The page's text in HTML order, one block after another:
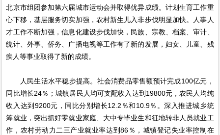
北京市组团参加第六届城市运动会并取得优异成绩。计划生育工作重
心下移，基层服务切实加强，农村新生儿入非步伐明显加快。人事人
才工作不断加强，信息化建设步伐加快，民族、宗教、档案、审计、
统计、外事、侨务、广播电视等工作有了新的发展，妇女、儿童、残
疾人等事业取得了新的成绩。
人民生活水平稳步提高。社会消费品零售额预计完成100亿元，
同比增长24％；城镇居民人均可支配收入达到19800元，农民人均纯
收入达到9200元，同比分别增长12.2％和10.9％。深入推进城乡统
筹就业，突出抓好零就业家庭、大中专毕业生和征地转非人员就业工
作，农村劳动力二三产业就业率达到86％，城镇登记失业率控制在